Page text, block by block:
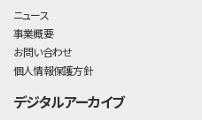
ニュース
事業概要
お問い合わせ
個人情報保護方針
デジタルアーカイブ